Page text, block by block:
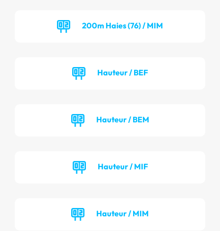
200m Haies (76) / MIM
Hauteur / BEF
Hauteur / BEM
Hauteur / MIF
Hauteur / MIM